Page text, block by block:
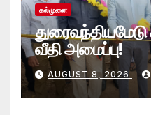
கல்முனை
துரைவந்தியமேடு கிராமத்தில் வீவசாய
வீதி அமைப்பு!
AUGUST 8, 2026